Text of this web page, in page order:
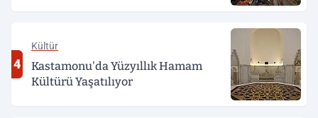
4
Kültür
Kastamonu'da Yüzyıllık Hamam
Kültürü Yaşatılıyor